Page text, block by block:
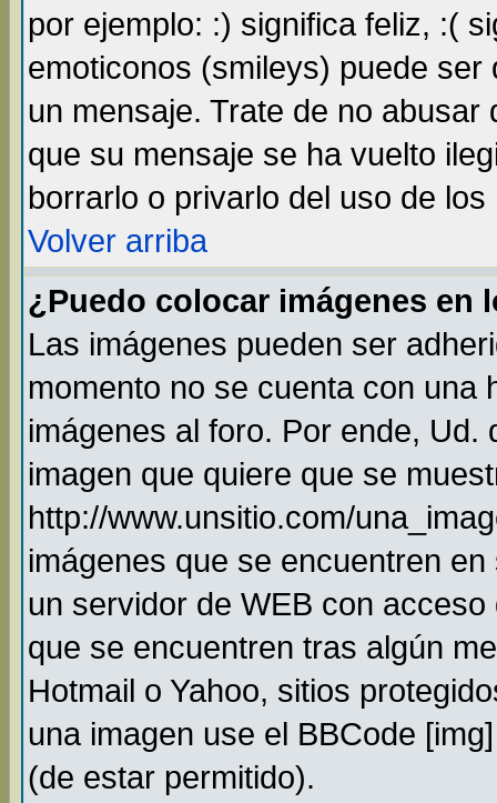
por ejemplo: :) significa feliz, :(
emoticonos (smileys) puede
un mensaje. Trate de no
que su mensaje se ha vuelto
borrarlo o privarlo del uso de los
Volver arriba
¿Puedo colocar imágenes en
Las imágenes pueden ser
momento no se cuenta con una
imágenes al foro. Por ende,
imagen que quiere que se
http://www.unsitio.com/
imágenes que se encuentren
un servidor de WEB con
que se encuentren tras algún
Hotmail o Yahoo, sitios
una imagen use el BBCode
(de estar permitido).